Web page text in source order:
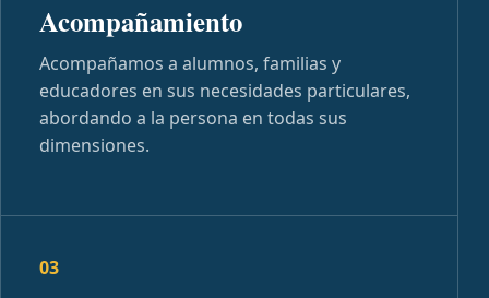
Acompañamiento
Acompañamos a alumnos, familias y
educadores en sus necesidades particulares,
abordando a la persona en todas sus
dimensiones.
03